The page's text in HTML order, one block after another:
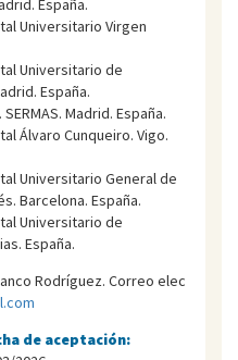
Universitario Virgen
Universitario de
España.
Madrid. España.
Álvaro Cunqueiro. Vigo.
Universitario General de
Barcelona. España.
Universitario de
España.
Rodríguez. Correo elec
de aceptación: